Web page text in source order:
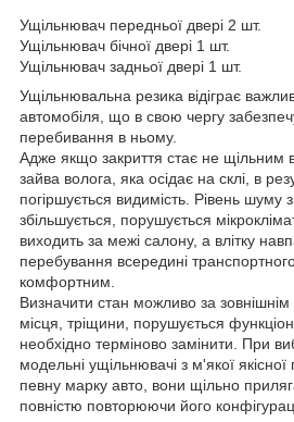
Ущільнювач передньої двері 2 шт.
Ущільнювач бічної двері 1 шт.
Ущільнювач задньої двері 1 шт.
Ущільнювальна резика відіграє
автомобіля, що в свою чергу
перебивання в ньому.
Адже якщо закриття стає не щільним
зайва волога, яка осідає на склі, в
погіршується видимість. Рівень шуму
збільшується, порушується
виходить за межі салону, а влітку
перебування всередині
комфортним.
Визначити стан можливо за
місця, тріщини, порушується
необхідно терміново замінити. При
модельні ущільнювачі з м'якої якісної
певну марку авто, вони щільно
повністю повторюючи його